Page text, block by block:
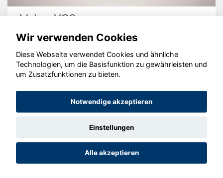
Volvo XC60
© konjunkturmotor.de GmbH 2020 - 2026
Wir verwenden Cookies
Diese Webseite verwendet Cookies und ähnliche
Technologien, um die Basisfunktion zu gewährleisten und
um Zusatzfunktionen zu bieten.
Notwendige akzeptieren
Einstellungen
Alle akzeptieren